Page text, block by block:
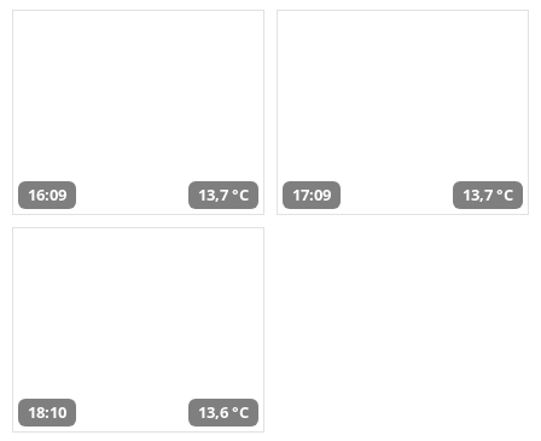
16:09 13,7 °C 17:09 13,7 °C
18:10 13,6 °C